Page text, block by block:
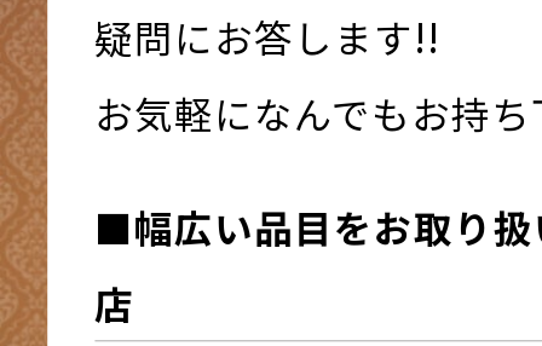
疑問にお答します!!
お気軽になんでもお持
■幅広い品目をお取り
店